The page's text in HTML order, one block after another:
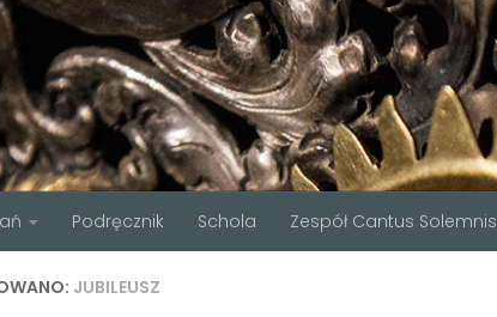
Podręcznik Schola Zespół Cantus Solemnis
JUBILEUSZ